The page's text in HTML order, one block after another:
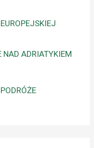
NAD ADRIATYKIEM